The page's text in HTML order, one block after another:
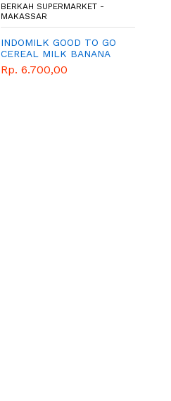
BERKAH SUPERMARKET -
MAKASSAR
INDOMILK GOOD TO GO
CEREAL MILK BANANA
250 ML
Rp. 6.700,00